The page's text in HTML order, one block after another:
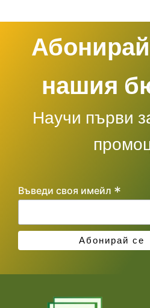
нашия
Научи първи
Въведи своя имейл *